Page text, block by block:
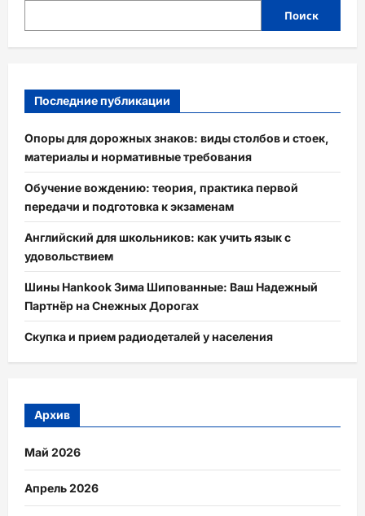
Поиск
Последние публикации
Опоры для дорожных знаков: виды столбов и стоек,
материалы и нормативные требования
Обучение вождению: теория, практика первой
передачи и подготовка к экзаменам
Английский для школьников: как учить язык с
удовольствием
Шины Hankook Зима Шипованные: Ваш Надежный
Партнёр на Снежных Дорогах
Скупка и прием радиодеталей у населения
Архив
Май 2026
Апрель 2026